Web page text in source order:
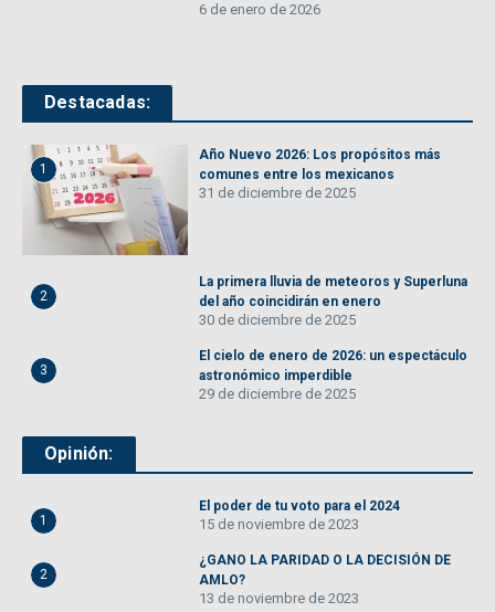
6 de enero de 2026
Destacadas:
1
Año Nuevo 2026: Los propósitos más
comunes entre los mexicanos
31 de diciembre de 2025
2
La primera lluvia de meteoros y Superluna
del año coincidirán en enero
30 de diciembre de 2025
3
El cielo de enero de 2026: un espectáculo
astronómico imperdible
29 de diciembre de 2025
Opinión:
1
El poder de tu voto para el 2024
15 de noviembre de 2023
2
¿GANO LA PARIDAD O LA DECISIÓN DE
AMLO?
13 de noviembre de 2023